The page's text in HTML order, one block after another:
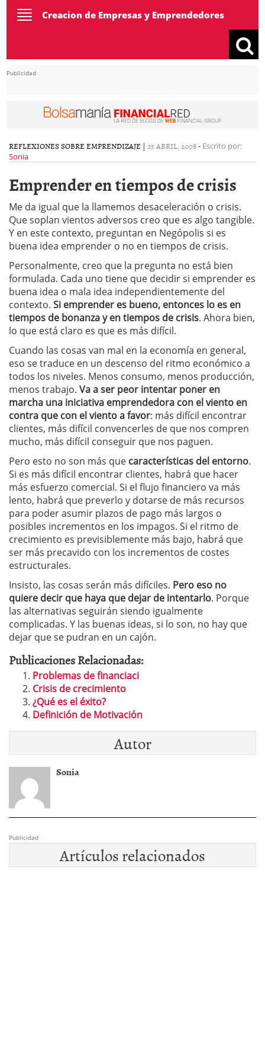
ToggleCreacion de Empresas y Emprendedores
Publicidad
REFLEXIONES SOBRE EMPRENDIZAJE | 25 ABRIL, 2008- Escrito por:
Sonia
Emprender en tiempos de crisis
Me da igual que la llamemos desaceleración o crisis.
Que soplan vientos adversos creo que es algo tangible.
Y en este contexto, preguntan en Negópolis si es
buena idea emprender o no en tiempos de crisis.
Personalmente, creo que la pregunta no está bien
formulada. Cada uno tiene que decidir si emprender es
buena idea o mala idea independientemente del
contexto. Si emprender es bueno, entonces lo es en
tiempos de bonanza y en tiempos de crisis. Ahora bien,
lo que está claro es que es más difícil.
Cuando las cosas van mal en la economía en general,
eso se traduce en un descenso del ritmo económico a
todos los niveles. Menos consumo, menos producción,
menos trabajo. Va a ser peor intentar poner en
marcha una iniciativa emprendedora con el viento en
contra que con el viento a favor: más difícil encontrar
clientes, más difícil convencerles de que nos compren
mucho, más difícil conseguir que nos paguen.
Pero esto no son más que características del entorno.
Si es más difícil encontrar clientes, habrá que hacer
más esfuerzo comercial. Si el flujo financiero va más
lento, habrá que preverlo y dotarse de más recursos
para poder asumir plazos de pago más largos o
posibles incrementos en los impagos. Si el ritmo de
crecimiento es previsiblemente más bajo, habrá que
ser más precavido con los incrementos de costes
estructurales.
Insisto, las cosas serán más difíciles. Pero eso no
quiere decir que haya que dejar de intentarlo. Porque
las alternativas seguirán siendo igualmente
complicadas. Y las buenas ideas, si lo son, no hay que
dejar que se pudran en un cajón.
Publicaciones Relacionadas:
Problemas de financiaci
Crisis de crecimiento
¿Qué es el éxito?
Definición de Motivación
Autor
Sonia
Publicidad
Artículos relacionados